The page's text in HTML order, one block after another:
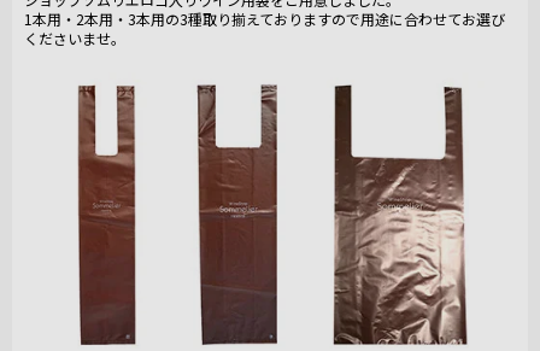
1本用・2本用・3本用の3種取り揃えておりますので用途に合わせてお選び
くださいませ。